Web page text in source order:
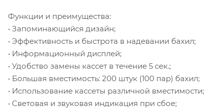
Функции и преимущества:
• Запоминающийся дизайн;
• Эффективность и быстрота в надевании бахил;
• Информационный дисплей;
• Удобство замены кассет в течение 5 сек.;
• Большая вместимость: 200 штук (100 пар) бахил;
• Использование кассеты различной вместимости;
• Световая и звуковая индикация при сбое;